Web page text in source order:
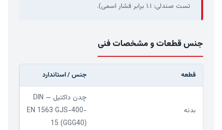
تست صندلی: ۱.۱ برابر فشار اسمی).
جنس قطعات و مشخصات فنی
قطعه جنس / استاندارد
بدنه
چدن داکتیل — DIN
EN 1563 GJS-400-
15 (GGG40)